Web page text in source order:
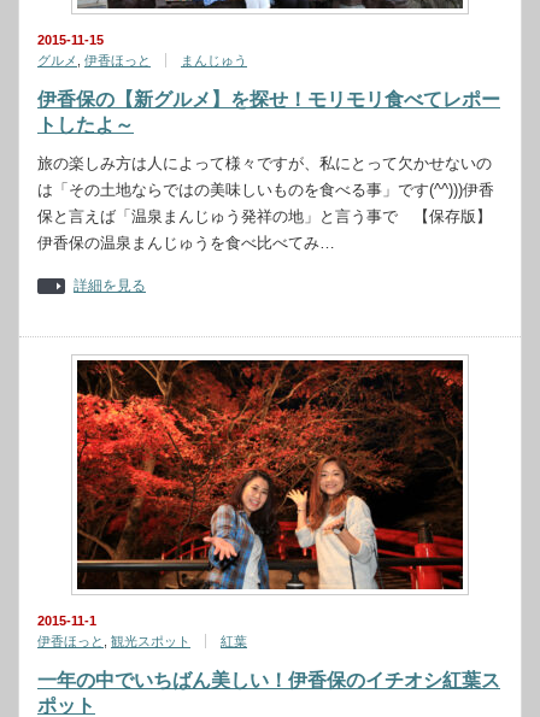
2015-11-15
グルメ
伊香ほっと まんじゅう
伊香保の【新グルメ】を探せ！モリモリ食べてレポー
トしたよ～
旅の楽しみ方は人によって様々ですが、私にとって欠かせないの
は「その土地ならではの美味しいものを食べる事」です(^^)))伊香
保と言えば「温泉まんじゅう発祥の地」と言う事で 【保存版】
伊香保の温泉まんじゅうを食べ比べてみ…
詳細を見る
2015-11-1
伊香ほっと
観光スポット 紅葉
一年の中でいちばん美しい！伊香保のイチオシ紅葉ス
ポット